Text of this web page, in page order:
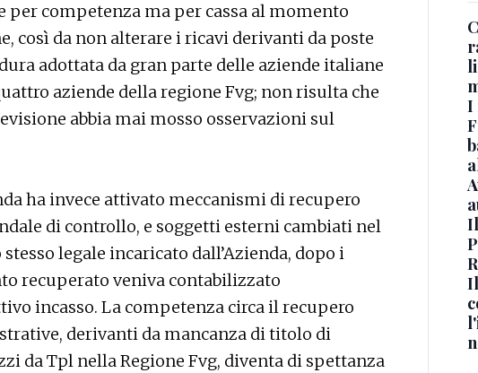
per competenza ma per cassa al momento
così da non alterare i ricavi derivanti da poste
adottata da gran parte delle aziende italiane
aziende della regione Fvg; non risulta che
abbia mai mosso osservazioni sul
ha invece attivato meccanismi di recupero
di controllo, e soggetti esterni cambiati nel
legale incaricato dall’Azienda, dopo i
recuperato veniva contabilizzato
incasso. La competenza circa il recupero
derivanti da mancanza di titolo di
da Tpl nella Regione Fvg, diventa di spettanza
I